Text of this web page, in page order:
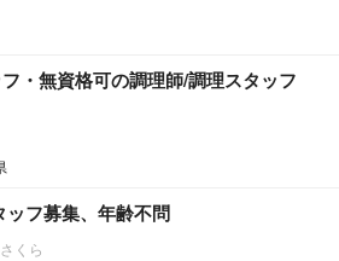
・無資格可の調理師/調理スタッフ
フ募集、年齢不問
くら